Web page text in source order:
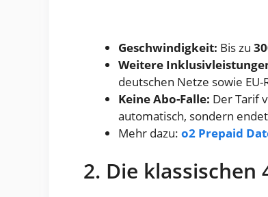
Geschwindigkeit: Bis zu
Weitere
deutschen Netze sowie EU-
Keine Abo-Falle: Der Tarif
automatisch, sondern
Mehr dazu: o2 Prepaid
2. Die klassischen